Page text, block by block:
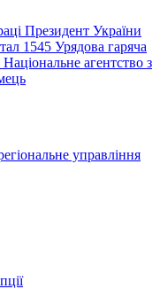
Президент України
1545 Урядова гаряча
Національне агентство з
управління